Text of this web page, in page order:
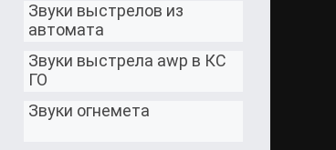
Звуки выстрелов из
автомата
Звуки выстрела awp в КС
ГО
Звуки огнемета